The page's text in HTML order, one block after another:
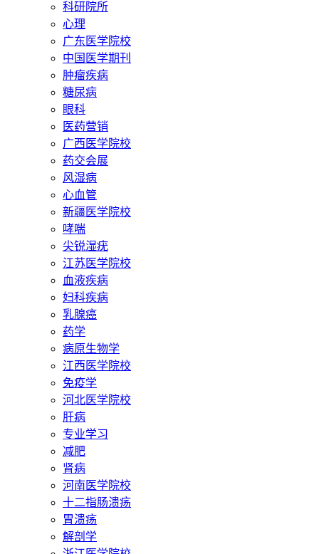
科研院所
心理
广东医学院校
中国医学期刊
肿瘤疾病
糖尿病
眼科
医药营销
广西医学院校
药交会展
风湿病
心血管
新疆医学院校
哮喘
尖锐湿疣
江苏医学院校
血液疾病
妇科疾病
乳腺癌
药学
病原生物学
江西医学院校
免疫学
河北医学院校
肝病
专业学习
减肥
肾病
河南医学院校
十二指肠溃疡
胃溃疡
解剖学